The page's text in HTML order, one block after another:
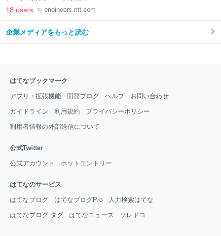
Engineers' Blog
18 users engineers.ntt.com
企業メディアをもっと読む
はてなブックマーク
アプリ・拡張機能 開発ブログ ヘルプ お問い合わせ
ガイドライン 利用規約 プライバシーポリシー
利用者情報の外部送信について
公式Twitter
公式アカウント ホットエントリー
はてなのサービス
はてなブログ はてなブログPro 人力検索はてな
はてなブログ タグ はてなニュース ソレドコ